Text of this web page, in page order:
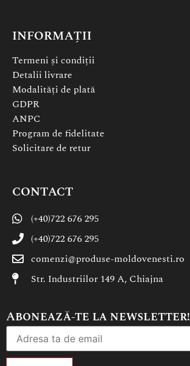
INFORMAȚII
Termeni și condiții
Detalii livrare
Modalități de plată
GDPR
ANPC
Program de fidelitate
Solicitare de retur
CONTACT
(+40)722 676 295
(+40)722 676 295
comenzi@produse-moldovenesti.ro
Str. Industriilor 149 A, Chiajna
Abonează-te la newsletter!